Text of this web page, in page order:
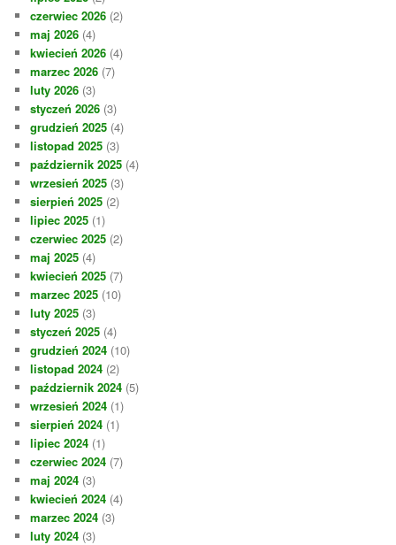
czerwiec 2026 (2)
maj 2026 (4)
kwiecień 2026 (4)
marzec 2026 (7)
luty 2026 (3)
styczeń 2026 (3)
grudzień 2025 (4)
listopad 2025 (3)
październik 2025 (4)
wrzesień 2025 (3)
sierpień 2025 (2)
lipiec 2025 (1)
czerwiec 2025 (2)
maj 2025 (4)
kwiecień 2025 (7)
marzec 2025 (10)
luty 2025 (3)
styczeń 2025 (4)
grudzień 2024 (10)
listopad 2024 (2)
październik 2024 (5)
wrzesień 2024 (1)
sierpień 2024 (1)
lipiec 2024 (1)
czerwiec 2024 (7)
maj 2024 (3)
kwiecień 2024 (4)
marzec 2024 (3)
luty 2024 (3)